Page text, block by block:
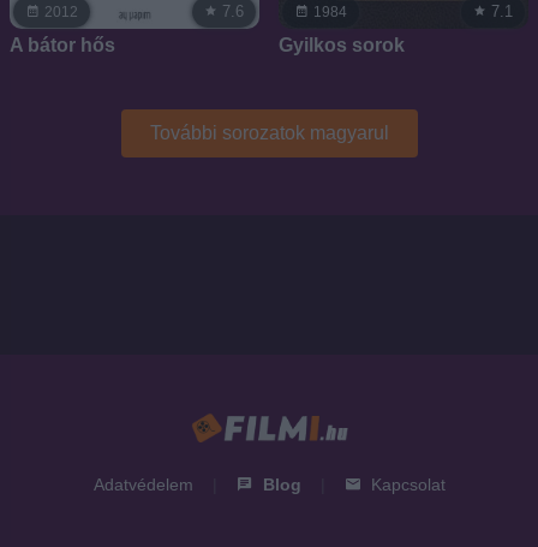
2012 7.6
A bátor hős
1984 7.1
Gyilkos sorok
További sorozatok magyarul
Adatvédelem Blog Kapcsolat